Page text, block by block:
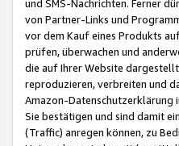
und SMS-Nachrichten. Ferner
von Partner-Links und
vor dem Kauf eines Produkts
prüfen, überwachen und
die auf Ihrer Website
reproduzieren, verbreiten und
Amazon-Datenschutzerklärung
Sie bestätigen und sind damit
(Traffic) anregen können, zu